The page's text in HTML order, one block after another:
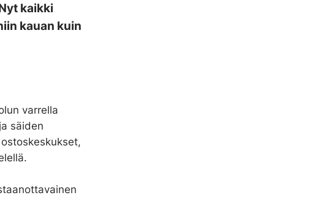
kaikki
kauan kuin
varrella
säiden